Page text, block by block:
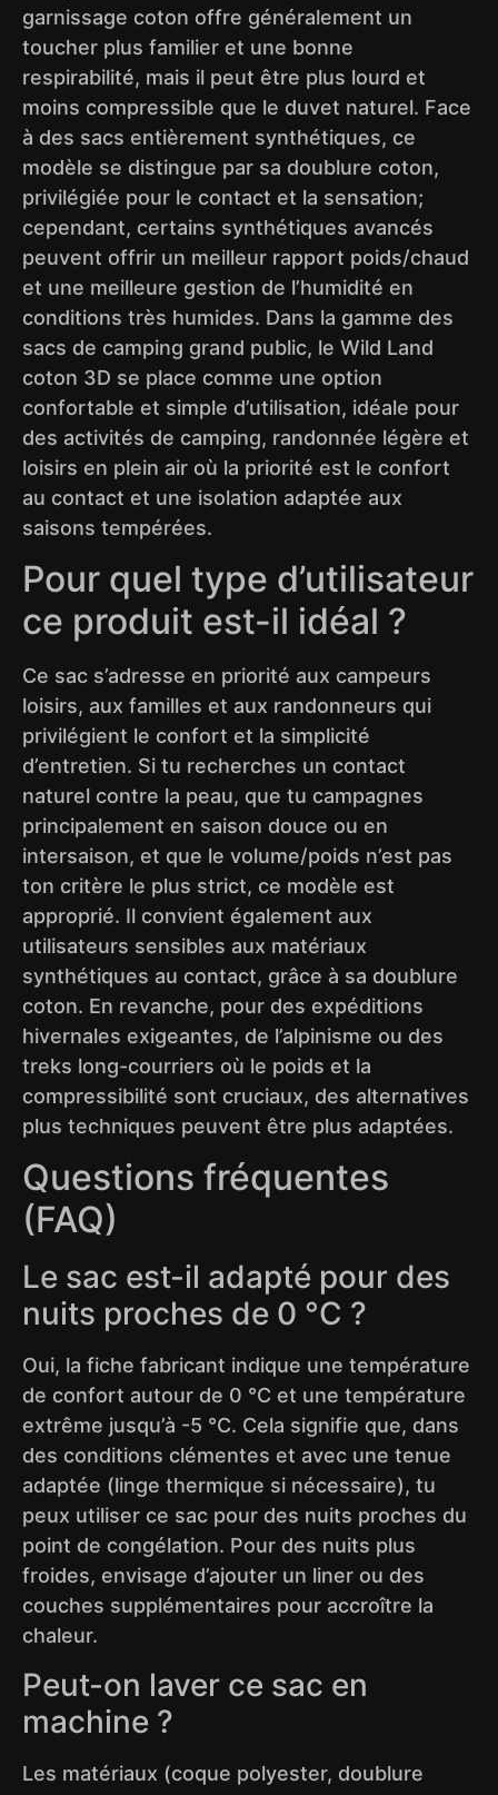
garnissage coton offre généralement un
toucher plus familier et une bonne
respirabilité, mais il peut être plus lourd et
moins compressible que le duvet naturel. Face
à des sacs entièrement synthétiques, ce
modèle se distingue par sa doublure coton,
privilégiée pour le contact et la sensation;
cependant, certains synthétiques avancés
peuvent offrir un meilleur rapport poids/chaud
et une meilleure gestion de l’humidité en
conditions très humides. Dans la gamme des
sacs de camping grand public, le Wild Land
coton 3D se place comme une option
confortable et simple d’utilisation, idéale pour
des activités de camping, randonnée légère et
loisirs en plein air où la priorité est le confort
au contact et une isolation adaptée aux
saisons tempérées.
Pour quel type d’utilisateur
ce produit est-il idéal ?
Ce sac s’adresse en priorité aux campeurs
loisirs, aux familles et aux randonneurs qui
privilégient le confort et la simplicité
d’entretien. Si tu recherches un contact
naturel contre la peau, que tu campagnes
principalement en saison douce ou en
intersaison, et que le volume/poids n’est pas
ton critère le plus strict, ce modèle est
approprié. Il convient également aux
utilisateurs sensibles aux matériaux
synthétiques au contact, grâce à sa doublure
coton. En revanche, pour des expéditions
hivernales exigeantes, de l’alpinisme ou des
treks long-courriers où le poids et la
compressibilité sont cruciaux, des alternatives
plus techniques peuvent être plus adaptées.
Questions fréquentes
(FAQ)
Le sac est-il adapté pour des
nuits proches de 0 °C ?
Oui, la fiche fabricant indique une température
de confort autour de 0 °C et une température
extrême jusqu’à -5 °C. Cela signifie que, dans
des conditions clémentes et avec une tenue
adaptée (linge thermique si nécessaire), tu
peux utiliser ce sac pour des nuits proches du
point de congélation. Pour des nuits plus
froides, envisage d’ajouter un liner ou des
couches supplémentaires pour accroître la
chaleur.
Peut-on laver ce sac en
machine ?
Les matériaux (coque polyester, doublure